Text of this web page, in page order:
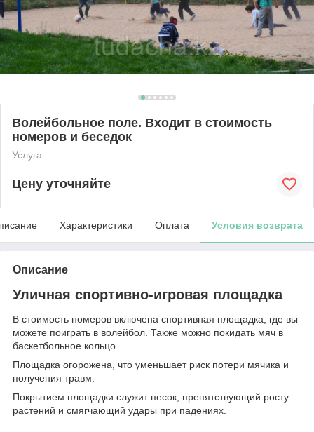
Волейбольное поле. Входит в стоимость
номеров и беседок
Услуга
Цену уточняйте
Характеристики Оплата Условия возврата
Описание
Уличная спортивно-игровая площадка
В стоимость номеров включена спортивная площадка, где вы
можете поиграть в волейбол. Также можно покидать мяч в
баскетбольное кольцо.
Площадка огорожена, что уменьшает риск потери мячика и
получения травм.
Покрытием площадки служит песок, препятствующий росту
растений и смягчающий удары при падениях.